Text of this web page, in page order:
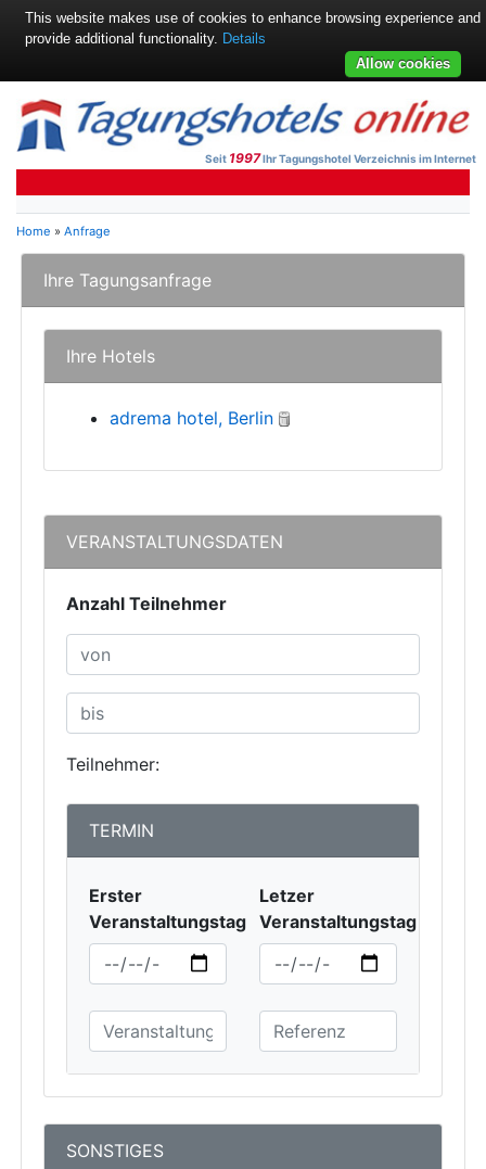
Seit 1997Ihr Tagungshotel Verzeichnis im Internet
Home » Anfrage
Ihre Tagungsanfrage
Ihre Hotels
adrema hotel, Berlin
VERANSTALTUNGSDATEN
Anzahl Teilnehmer
Teilnehmer:
TERMIN
Erster
Veranstaltungstag
Letzer
Veranstaltungstag
SONSTIGES
This website makes use of cookies to enhance browsing experience and
provide additional functionality. Details
Allow cookies